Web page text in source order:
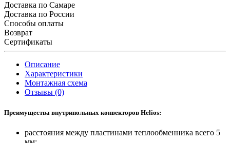
Доставка по Самаре
Доставка по России
Способы оплаты
Возврат
Сертификаты
Описание
Характеристики
Монтажная схема
Отзывы (0)
Преимущества внутрипольных конвекторов Helios:
расстояния между пластинами теплообменника всего 5